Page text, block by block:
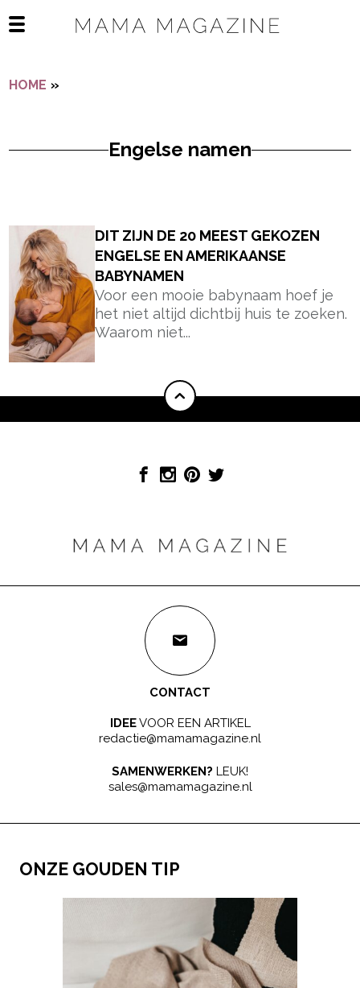
Open het mobiele menu
HOME »
Engelse namen
DIT ZIJN DE 20 MEEST GEKOZEN
ENGELSE EN AMERIKAANSE
BABYNAMEN
Voor een mooie babynaam hoef je
het niet altijd dichtbij huis te zoeken.
Waarom niet...
CONTACT
IDEEVOOR EEN ARTIKEL
redactie@mamamagazine.nl
SAMENWERKEN? LEUK!
sales@mamamagazine.nl
ONZE GOUDEN TIP